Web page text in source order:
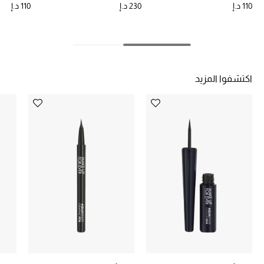
تشكيلة الأعراس
جميع الملابس النسائية
جميع الأحذية النسائية
جميع الحقائب النسائية
جميع الإكسسورات النسائية
تسوقوا للنساء
110 د.إ 230 د.إ 110 د.إ
اكتشفوا المزيد